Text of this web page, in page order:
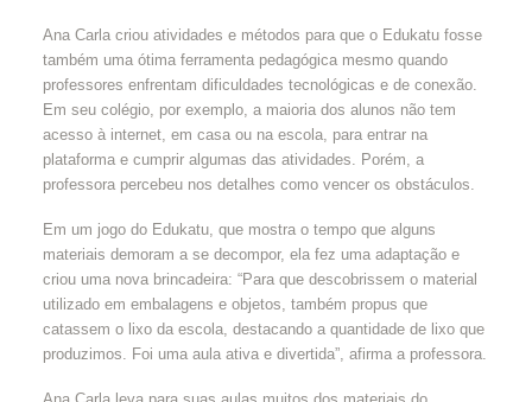
Ana Carla criou atividades e métodos para que o Edukatu fosse
também uma ótima ferramenta pedagógica mesmo quando
professores enfrentam dificuldades tecnológicas e de conexão.
Em seu colégio, por exemplo, a maioria dos alunos não tem
acesso à internet, em casa ou na escola, para entrar na
plataforma e cumprir algumas das atividades. Porém, a
professora percebeu nos detalhes como vencer os obstáculos.
Em um jogo do Edukatu, que mostra o tempo que alguns
materiais demoram a se decompor, ela fez uma adaptação e
criou uma nova brincadeira: “Para que descobrissem o material
utilizado em embalagens e objetos, também propus que
catassem o lixo da escola, destacando a quantidade de lixo que
produzimos. Foi uma aula ativa e divertida”, afirma a professora.
Ana Carla leva para suas aulas muitos dos materiais do